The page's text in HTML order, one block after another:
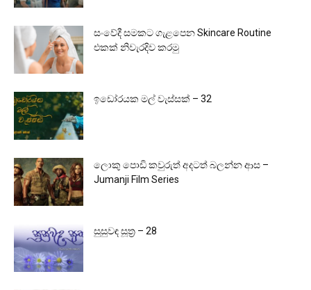
සංවේදී සමකට ගැළපෙන Skincare Routine
එකක් නිවැරදිව කරමු
ඉඩෝරයක මල් වැස්සක් – 32
ලොකු පොඩි කවුරුත් අදටත් බලන්න ආස –
Jumanji Film Series
සුසුවඳ සූත්‍ර – 28